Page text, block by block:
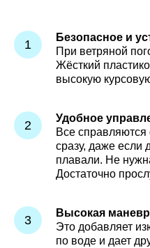
Безопасное и
При ветряной
Жёсткий
высокую
Удобное
Все справляются
сразу, даже если
плавали. Не
Достаточно
Высокая
Это добавляет
по воде и дает